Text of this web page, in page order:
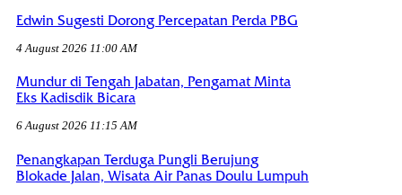
Edwin Sugesti Dorong Percepatan Perda PBG
4 August 2026 11:00 AM
Mundur di Tengah Jabatan, Pengamat Minta
Eks Kadisdik Bicara
6 August 2026 11:15 AM
Penangkapan Terduga Pungli Berujung
Blokade Jalan, Wisata Air Panas Doulu Lumpuh